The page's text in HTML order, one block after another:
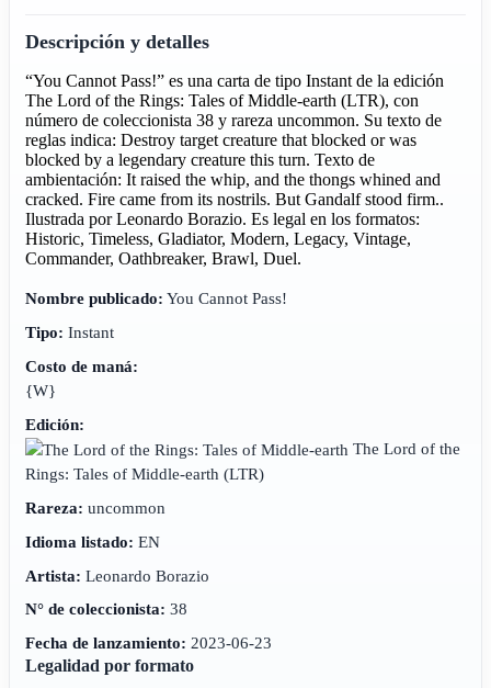
Descripción y detalles
“You Cannot Pass!” es una carta de tipo Instant de la edición
The Lord of the Rings: Tales of Middle-earth (LTR), con
número de coleccionista 38 y rareza uncommon. Su texto de
reglas indica: Destroy target creature that blocked or was
blocked by a legendary creature this turn. Texto de
ambientación: It raised the whip, and the thongs whined and
cracked. Fire came from its nostrils. But Gandalf stood firm..
Ilustrada por Leonardo Borazio. Es legal en los formatos:
Historic, Timeless, Gladiator, Modern, Legacy, Vintage,
Commander, Oathbreaker, Brawl, Duel.
Nombre publicado: You Cannot Pass!
Tipo: Instant
Costo de maná:
{W}
Edición:
The Lord of the
Rings: Tales of Middle-earth(LTR)
Rareza: uncommon
Idioma listado: EN
Artista: Leonardo Borazio
N° de coleccionista: 38
Fecha de lanzamiento: 2023-06-23
Legalidad por formato